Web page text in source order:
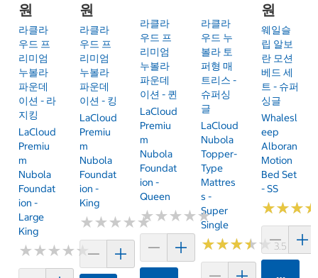
원
라클라
우드 프
리미엄
누볼라
파운데
이션 - 라
지킹
LaCloud
Premiu
M
Nubola
Foundat
Ion -
Large
King
★★★★★
★★★★★
원
라클라
우드 프
리미엄
누볼라
파운데
이션 - 킹
LaCloud
Premiu
M
Nubola
Foundat
Ion -
King
★★★★★
★★★★★
라클라
우드 프
리미엄
누볼라
파운데
이션 - 퀸
LaCloud
Premiu
M
Nubola
Foundat
Ion -
Queen
★★★★★
★★★★★
라클라
우드 누
볼라 토
퍼형 매
트리스 -
슈퍼싱
글
LaCloud
Nubola
Topper-
Type
Mattres
S -
Super
Single
★★★★★
★★★★★3.5 (4)
원
웨일슬
립 알보
란 모션
베드 세
트 - 슈퍼
싱글
Whalesl
Eep
Alboran
Motion
Bed Set
- SS
★★★
★★★